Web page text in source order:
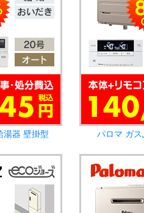
湯器 壁掛型 パロマ ガ